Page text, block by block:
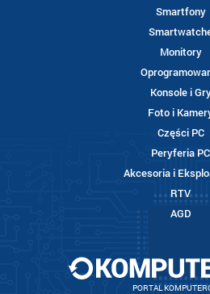
Smartfony
Monitory
Konsole i
Foto i
Części PC
Peryferia PC
Akcesoria i
RTV
AGD
PORTAL